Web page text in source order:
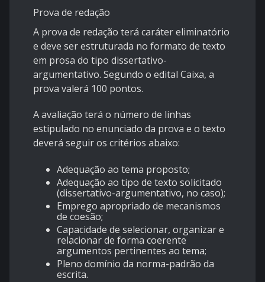
Prova de redação
A prova de redação terá caráter eliminatório
e deve ser estruturada no formato de texto
em prosa do tipo dissertativo-
argumentativo. Segundo o edital Caixa, a
prova valerá 100 pontos.
A avaliação terá o número de linhas
estipulado no enunciado da prova e o texto
deverá seguir os critérios abaixo:
Adequação ao tema proposto;
Adequação ao tipo de texto solicitado
(dissertativo-argumentativo, no caso);
Emprego apropriado de mecanismos
de coesão;
Capacidade de selecionar, organizar e
relacionar de forma coerente
argumentos pertinentes ao tema;
Pleno domínio da norma-padrão da
escrita.